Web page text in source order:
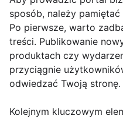
sposób, należy
Po pierwsze, warto
treści. Publikowanie
produktach czy
przyciągnie
odwiedzać Twoją stronę.
Kolejnym kluczowym